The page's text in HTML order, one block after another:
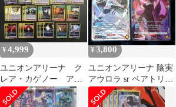
¥4,999
ユニオンアリーナ ク
レア・カゲノー アウ
ロラ デッキパーツ陰
の実力者になりたくて
¥3,800
ユニオンアリーナ 陰実
アウロラ sr ベアトリク
ス r パラレル